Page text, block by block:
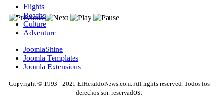
Flights
Beachs
Culture
Adventure
JoomlaShine
Joomla Templates
Joomla Extensions
Copyright © 1993 - 2021 ElHeraldoNews.com. All rights reserved. Todos los
derechos son reservados.